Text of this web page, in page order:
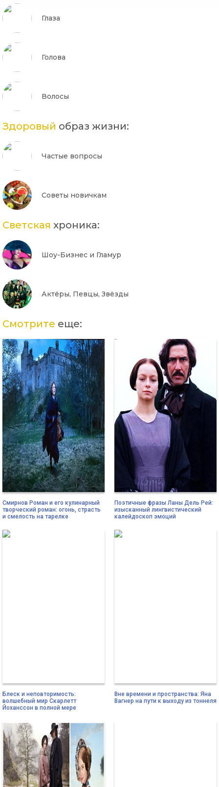
Глаза
Голова
Волосы
Здоровый образ жизни:
Частые вопросы
Советы новичкам
Светская хроника:
Шоу-Бизнес и Гламур
Актёры, Певцы, Звёзды
Смотрите еще:
Смирнов Роман и его кулинарный
творческий роман: огонь, страсть
и смелость на тарелке
Поэтичные фразы Ланы Дель Рей:
изысканный лингвистический
калейдоскоп эмоций
Блеск и неповторимость:
волшебный мир Скарлетт
Йоханссон в полной мере
Вне времени и пространства: Яна
Вагнер на пути к выходу из тоннеля